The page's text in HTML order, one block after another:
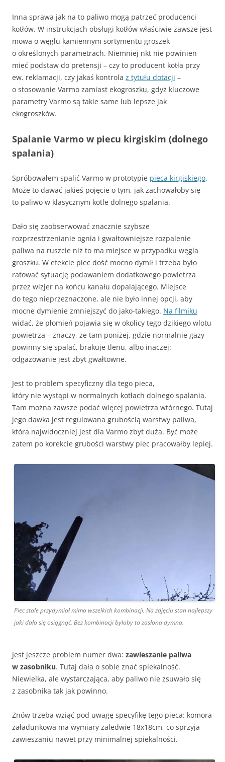
Inna sprawa jak na to paliwo mogą patrzeć producenci
kotłów. W instrukcjach obsługi kotłów właściwie zawsze jest
mowa o węglu kamiennym sortymentu groszek
o określonych parametrach. Niemniej nkt nie powinien
mieć podstaw do pretensji – czy to producent kotła przy
ew. reklamacji, czy jakaś kontrola z tytułu dotacji –
o stosowanie Varmo zamiast ekogroszku, gdyż kluczowe
parametry Varmo są takie same lub lepsze jak
ekogroszków.
Spalanie Varmo w piecu kirgiskim (dolnego
spalania)
Spróbowałem spalić Varmo w prototypie pieca kirgiskiego.
Może to dawać jakieś pojęcie o tym, jak zachowałoby się
to paliwo w klasycznym kotle dolnego spalania.
Dało się zaobserwować znacznie szybsze
rozprzestrzenianie ognia i gwałtowniejsze rozpalenie
paliwa na ruszcie niż to ma miejsce w przypadku węgla
groszku. W efekcie piec dość mocno dymił i trzeba było
ratować sytuację podawaniem dodatkowego powietrza
przez wizjer na końcu kanału dopalającego. Miejsce
do tego nieprzeznaczone, ale nie było innej opcji, aby
mocne dymienie zmniejszyć do jako-takiego. Na filmiku
widać, że płomień pojawia się w okolicy tego dzikiego wlotu
powietrza – znaczy, że tam poniżej, gdzie normalnie gazy
powinny się spalać, brakuje tlenu, albo inaczej:
odgazowanie jest zbyt gwałtowne.
Jest to problem specyficzny dla tego pieca,
który nie wystąpi w normalnych kotłach dolnego spalania.
Tam można zawsze podać więcej powietrza wtórnego. Tutaj
jego dawka jest regulowana grubością warstwy paliwa,
która najwidoczniej jest dla Varmo zbyt duża. Być może
zatem po korekcie grubości warstwy piec pracowałby lepiej.
Piec stale przydymiał mimo wszelkich kombinacji. Na zdjęciu stan najlepszy
jaki dało się osiągnąć. Bez kombinacji byłaby to zasłona dymna.
Jest jeszcze problem numer dwa: zawieszanie paliwa
w zasobniku. Tutaj dała o sobie znać spiekalność.
Niewielka, ale wystarczająca, aby paliwo nie zsuwało się
z zasobnika tak jak powinno.
Znów trzeba wziąć pod uwagę specyfikę tego pieca: komora
załadunkowa ma wymiary zaledwie 18x18cm, co sprzyja
zawieszaniu nawet przy minimalnej spiekalności.